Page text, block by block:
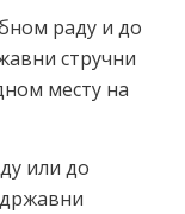
раду и до
стручни
месту на
или до